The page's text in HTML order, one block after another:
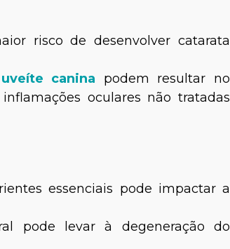
risco de desenvolver catarata
uveíte canina podem resultar no
oculares não tratadas
essenciais pode impactar a
pode levar à degeneração do